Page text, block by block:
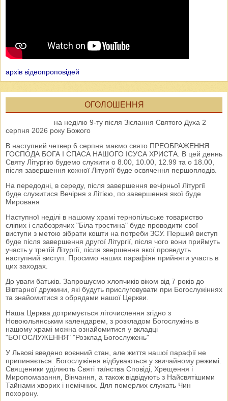
архів відеопроповідей
ОГОЛОШЕННЯ
на неділю 9-ту після Зіслання Святого Духа 2
серпня 2026 року Божого
В наступний четвер 6 серпня маємо свято ПРЕОБРАЖЕННЯ
ГОСПОДА БОГА І СПАСА НАШОГО ІСУСА ХРИСТА. В цей деннь
Святу Літургію будемо служити о 8.00, 10.00, 12.99 та о 18.00,
після завершення кожної Літургії буде освячення першоплодів.
На передодні, в середу, після завершення вечірньої Літургії
буде служитися Вечірня з Літією, по завершення якої буде
Мированя
Наступної неділі в нашому храмі тернопільське товариство
сліпих і слабозрячих "Біла тростина" буде проводити свої
виступи з метою зібрати кошти на потреби ЗСУ. Перший виступ
буде після завершення другої Літургії, після чого вони приймуть
участь у третій Літургії, після звершення якої проведуть
наступний виступ. Просимо наших парафіян прийняти участь в
цих заходах.
До уваги батьків. Запрошуємо хлопчиків віком від 7 років до
Вівтарної дружини, які будуть прислуговувати при Богослужіннях
та знайомитися з обрядами нашої Церкви.
Наша Церква дотримується літочислення згідно з
Новоюльянським календарем, з розкладом Богослужінь в
нашому храмі можна ознайомитися у вкладці
"БОГОСЛУЖЕННЯ" "Розклад Богослужень"
У Львові введено воєнний стан, але життя нашої парафії не
припиняється: Богослужіння відбуваються у звичайному режимі.
Священики уділяють Святі таїнства Сповіді, Хрещення і
Миропомазання, Вінчання, а також відвідують з Найсвятішими
Тайнами хворих і немічних. Для померлих служать Чин
похорону.